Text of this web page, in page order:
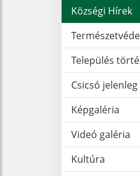
Községi Hírek
Település
Csicsó jelenleg
Képgaléria
Videó galéria
Kultúra